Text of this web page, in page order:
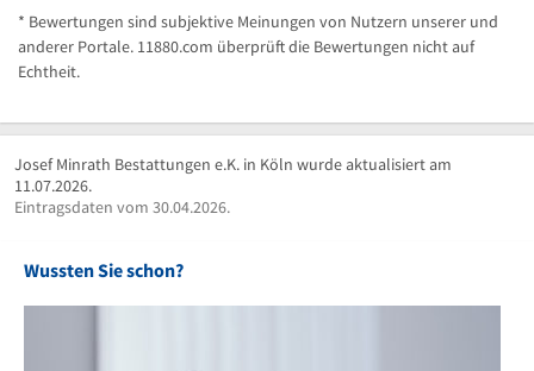
* Bewertungen sind subjektive Meinungen von Nutzern unserer und
anderer Portale. 11880.com überprüft die Bewertungen nicht auf
Echtheit.
Josef Minrath Bestattungen e.K. in Köln wurde aktualisiert am
11.07.2026.
Eintragsdaten vom 30.04.2026.
Wussten Sie schon?